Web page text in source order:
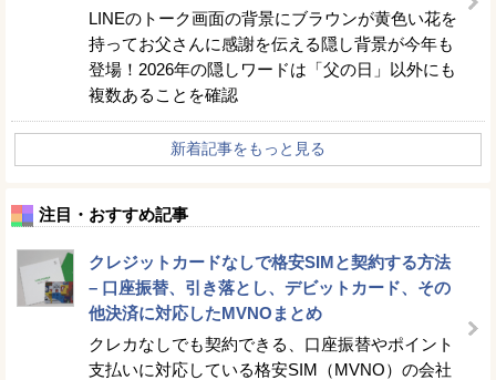
LINEのトーク画面の背景にブラウンが黄色い花を
持ってお父さんに感謝を伝える隠し背景が今年も
登場！2026年の隠しワードは「父の日」以外にも
複数あることを確認
新着記事をもっと見る
注目・おすすめ記事
クレジットカードなしで格安SIMと契約する方法
– 口座振替、引き落とし、デビットカード、その
他決済に対応したMVNOまとめ
クレカなしでも契約できる、口座振替やポイント
支払いに対応している格安SIM（MVNO）の会社